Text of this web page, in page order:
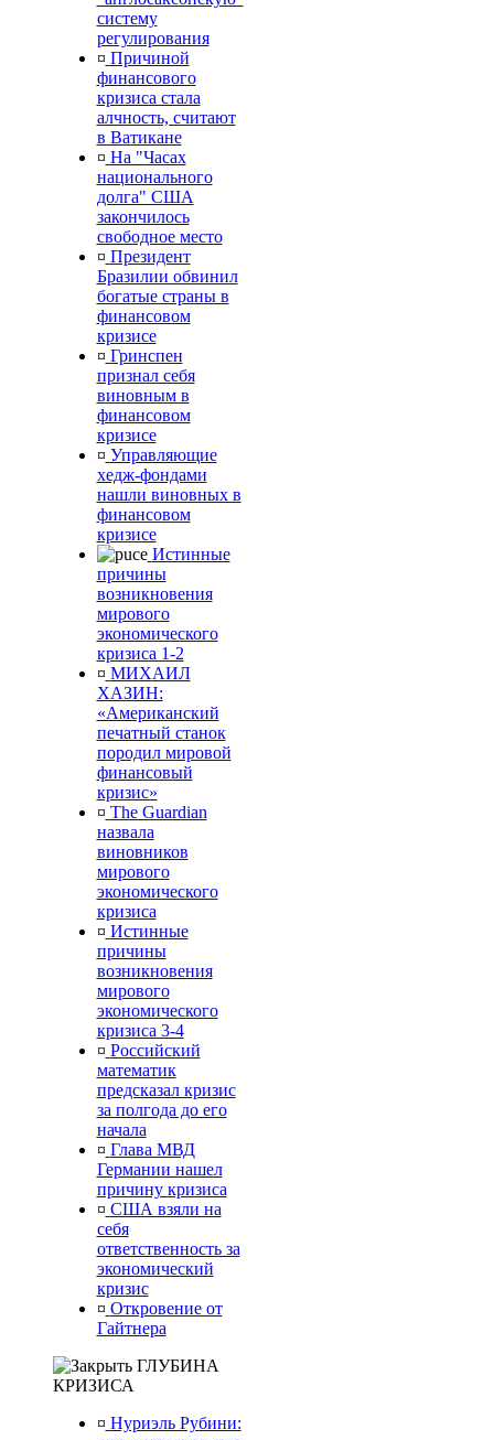
систему
регулирования
¤ Причиной
финансового
кризиса стала
алчность, считают
в Ватикане
¤ На "Часах
национального
долга" США
закончилось
свободное место
¤ Президент
Бразилии обвинил
богатые страны в
финансовом
кризисе
¤ Гринспен
признал себя
виновным в
финансовом
кризисе
¤ Управляющие
хедж-фондами
нашли виновных в
финансовом
кризисе
Истинные
причины
возникновения
мирового
экономического
кризиса 1-2
¤ МИХАИЛ
ХАЗИН:
«Американский
печатный станок
породил мировой
финансовый
кризис»
¤ The Guardian
назвала
виновников
мирового
экономического
кризиса
¤ Истинные
причины
возникновения
мирового
экономического
кризиса 3-4
¤ Российский
математик
предсказал кризис
за полгода до его
начала
¤ Глава МВД
Германии нашел
причину кризиса
¤ США взяли на
себя
ответственность за
экономический
кризис
¤ Откровение от
Гайтнера
ГЛУБИНА
КРИЗИСА
¤ Нуриэль Рубини: